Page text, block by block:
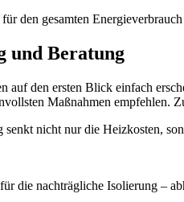
den gesamten
und Beratung
auf den ersten Blick einfach
Maßnahmen empfehlen.
senkt nicht nur die Heizkosten,
die nachträgliche Isolierung –